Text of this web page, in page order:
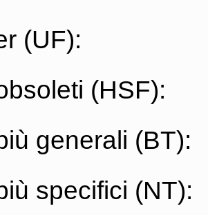
(UF):
(HSF):
generali (BT):
specifici (NT):